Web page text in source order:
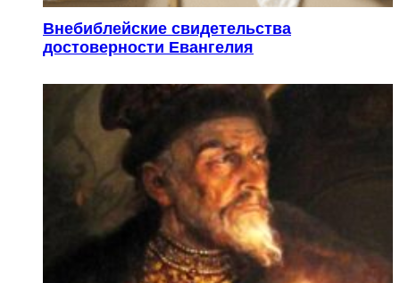
Внебиблейские свидетельства
достоверности Евангелия